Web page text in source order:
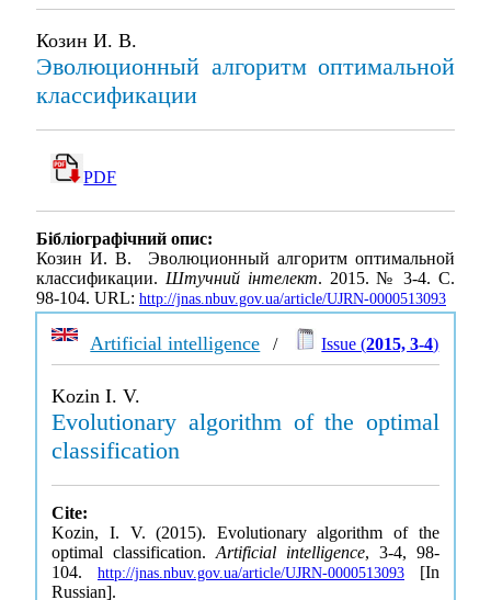
Козин И. В.
Эволюционный алгоритм оптимальной
классификации
PDF
Бібліографічний опис:
Козин И. В. Эволюционный алгоритм оптимальной
классификации. Штучний інтелект. 2015. № 3-4. С.
98-104. URL: http://jnas.nbuv.gov.ua/article/UJRN-0000513093
Artificial intelligence / Issue (2015, 3-4)
Kozin I. V.
Evolutionary algorithm of the optimal
classification
Cite:
Kozin, I. V. (2015). Evolutionary algorithm of the
optimal classification.Artificial intelligence, 3-4, 98-
104. http://jnas.nbuv.gov.ua/article/UJRN-0000513093 [In
Russian].